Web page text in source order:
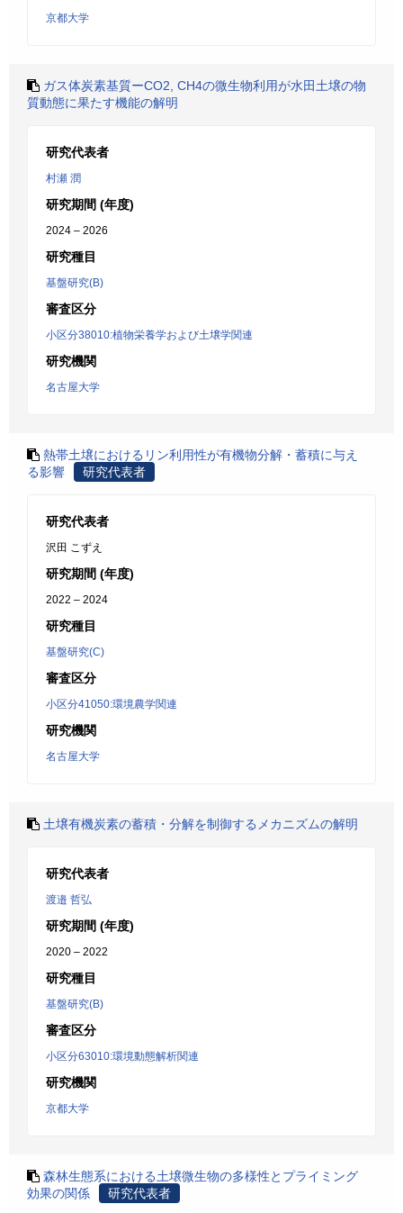
京都大学
ガス体炭素基質ーCO2, CH4の微生物利用が水田土壌の物
質動態に果たす機能の解明
研究代表者
村瀬 潤
研究期間 (年度)
2024 – 2026
研究種目
基盤研究(B)
審査区分
小区分38010:植物栄養学および土壌学関連
研究機関
名古屋大学
熱帯土壌におけるリン利用性が有機物分解・蓄積に与え
る影響
研究代表者
研究代表者
沢田 こずえ
研究期間 (年度)
2022 – 2024
研究種目
基盤研究(C)
審査区分
小区分41050:環境農学関連
研究機関
名古屋大学
土壌有機炭素の蓄積・分解を制御するメカニズムの解明
研究代表者
渡邉 哲弘
研究期間 (年度)
2020 – 2022
研究種目
基盤研究(B)
審査区分
小区分63010:環境動態解析関連
研究機関
京都大学
森林生態系における土壌微生物の多様性とプライミング
効果の関係
研究代表者